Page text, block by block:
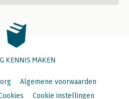
KENNIS MAKEN
Algemene voorwaarden
Cookie instellingen